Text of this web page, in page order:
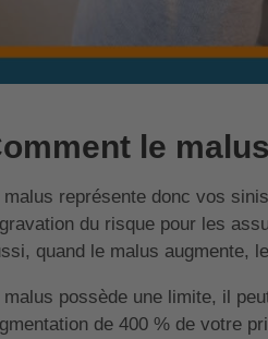
le
malus représente donc vos
du risque pour les
quand le malus augmente,
malus possède une limite, il
de 400 % de votre